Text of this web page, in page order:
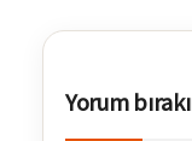
Yorum